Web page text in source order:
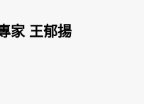
家 王郁揚